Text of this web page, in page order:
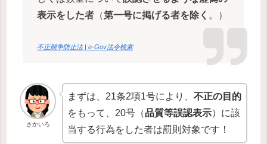
表示をした者（第一号に掲げる者を除く 。）
不正競争防止法 | e-Gov法令検索
さかいろ
まずは、21条2項1号により、不正の目的
をもって、20号（品質等誤認表示）に該
当する行為をした者は罰則対象です！